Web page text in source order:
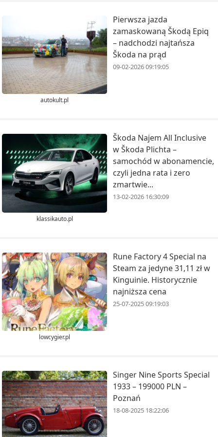
autokult.pl
Pierwsza jazda
zamaskowaną Škodą Epiq
– nadchodzi najtańsza
Škoda na prąd
09-02-2026 09:19:05
klassikauto.pl
Škoda Najem All Inclusive
w Škoda Plichta –
samochód w abonamencie,
czyli jedna rata i zero
zmartwie...
13-02-2026 16:30:09
lowcygier.pl
Rune Factory 4 Special na
Steam za jedyne 31,11 zł w
Kinguinie. Historycznie
najniższa cena
25-07-2025 09:19:03
Singer Nine Sports Special
1933 – 199000 PLN –
Poznań
18-08-2025 18:22:06